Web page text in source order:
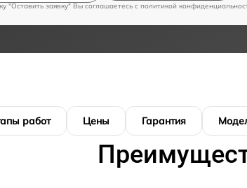
"Оставить заявку" Вы соглашаетесь c политикой
работ Цены Гарантия